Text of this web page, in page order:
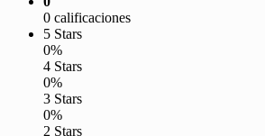
0 calificaciones
5 Stars
0%
4 Stars
0%
3 Stars
0%
2 Stars